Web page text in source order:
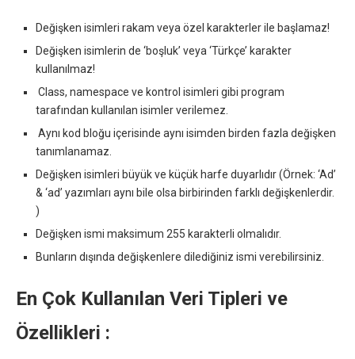
Değişken isimleri rakam veya özel karakterler ile başlamaz!
Değişken isimlerin de ‘boşluk’ veya ‘Türkçe’ karakter
kullanılmaz!
Class, namespace ve kontrol isimleri gibi program
tarafından kullanılan isimler verilemez.
Aynı kod bloğu içerisinde aynı isimden birden fazla değişken
tanımlanamaz.
Değişken isimleri büyük ve küçük harfe duyarlıdır (Örnek: ‘Ad’
& ‘ad’ yazımları aynı bile olsa birbirinden farklı değişkenlerdir.
)
Değişken ismi maksimum 255 karakterli olmalıdır.
Bunların dışında değişkenlere dilediğiniz ismi verebilirsiniz.
En Çok Kullanılan Veri Tipleri ve
Özellikleri :